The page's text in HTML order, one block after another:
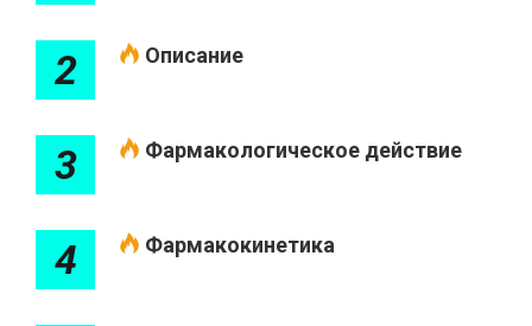
2 Описание
3 Фармакологическое действие
4 Фармакокинетика